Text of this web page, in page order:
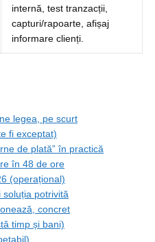
internă, test tranzacții,
capturi/rapoarte, afișaj
informare clienți.
legea, pe scurt
fi exceptat)
de plată” în practică
în 48 de ore
(operațional)
soluția potrivită
concret
timp și bani)